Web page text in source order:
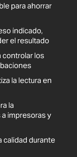
para ahorrar
indicado,
el resultado
controlar los
la lectura en
la
impresoras y
calidad durante